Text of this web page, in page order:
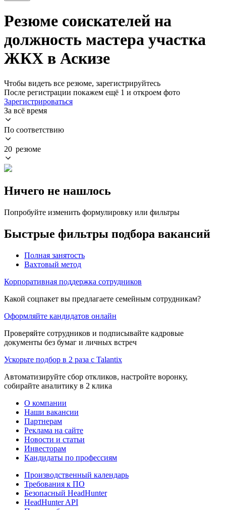
Резюме соискателей на
должность мастера участка
ЖКХ в Аскизе
Чтобы видеть все резюме, зарегистрируйтесь
После регистрации покажем ещё 1 и откроем фото
Зарегистрироваться
За всё время
По соответствию
20 резюме
Ничего не нашлось
Попробуйте изменить формулировку или фильтры
Быстрые фильтры подбора вакансий
Полная занятость
Вахтовый метод
Корпоративная поддержка сотрудников
Какой соцпакет вы предлагаете семейным сотрудникам?
Оформляйте кандидатов онлайн
Проверяйте сотрудников и подписывайте кадровые
документы без бумаг и личных встреч
Ускорьте подбор в 2 раза с Talantix
Автоматизируйте сбор откликов, настройте воронку,
собирайте аналитику в 2 клика
О компании
Наши вакансии
Партнерам
Реклама на сайте
Новости и статьи
Инвесторам
Кандидаты по профессиям
Производственный календарь
Требования к ПО
Безопасный HeadHunter
HeadHunter API